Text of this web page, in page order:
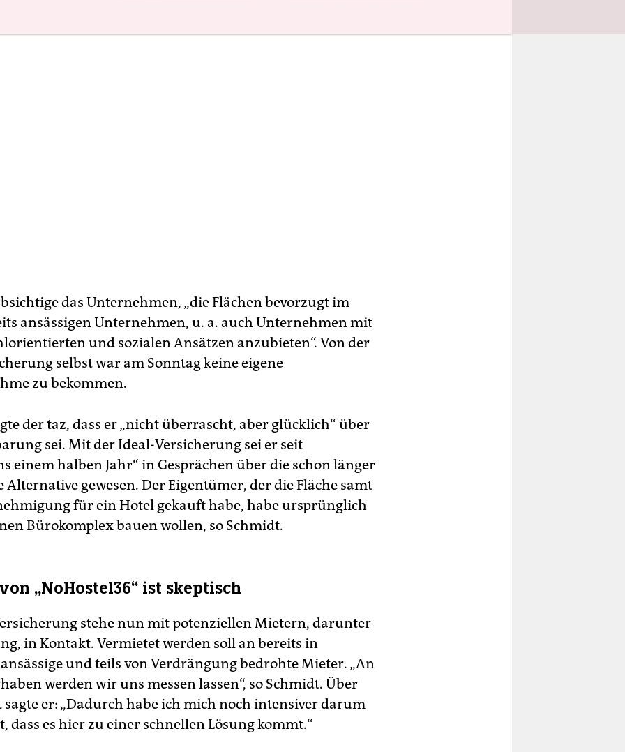
das Unternehmen, „die Flächen bevorzugt im
ansässigen Unternehmen, u. a. auch Unternehmen mit
und sozialen Ansätzen anzubieten“. Von der
selbst war am Sonntag keine eigene
zu bekommen.
der taz, dass er „nicht überrascht, aber glücklich“ über
sei. Mit der Ideal-Versicherung sei er seit
einem halben Jahr“ in Gesprächen über die schon länger
Alternative gewesen. Der Eigentümer, der die Fläche samt
für ein Hotel gekauft habe, habe ursprünglich
Bürokomplex bauen wollen, so Schmidt.
„NoHostel36“ ist skeptisch
stehe nun mit potenziellen Mietern, darunter
in Kontakt. Vermietet werden soll an bereits in
und teils von Verdrängung bedrohte Mieter. „An
werden wir uns messen lassen“, so Schmidt. Über
sagte er: „Dadurch habe ich mich noch intensiver darum
dass es hier zu einer schnellen Lösung kommt.“